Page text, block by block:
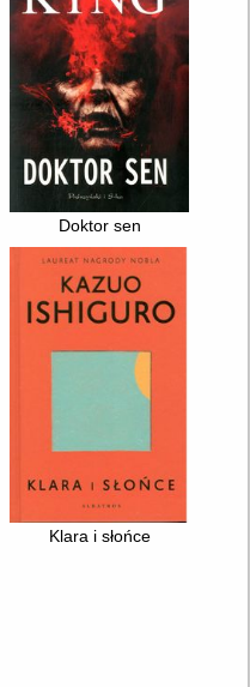
Doktor sen
Klara i słońce